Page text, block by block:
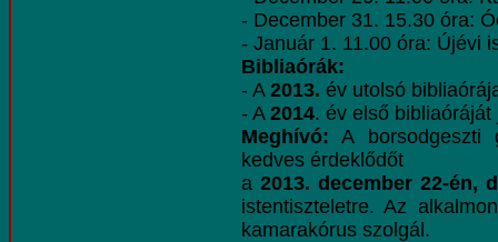
- December 31. 15.30 óra:
- Január 1. 11.00 óra: Újévi
Bibliaórák:
- A 2013. év utolsó
- A 2014. év első bibliaóráját
Meghívó: A borsodgeszti
kedves érdeklődőt
a 2013. december 22-én,
istentiszteletre. Az
kamarakórus szolgál.